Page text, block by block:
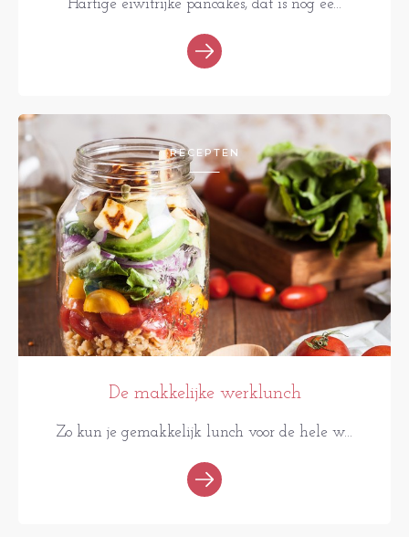
Hartige eiwitrijke pancakes, dat is nog ee...
RECEPTEN
De makkelijke werklunch
Zo kun je gemakkelijk lunch voor de hele w...